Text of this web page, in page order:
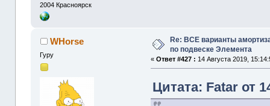
2004 Красноярск
WHorse
Гуру
Re: ВСЕ варианты
по подвеске Элемента
«Ответ #427 : 14 Августа 2019,
Цитата: Fatar от